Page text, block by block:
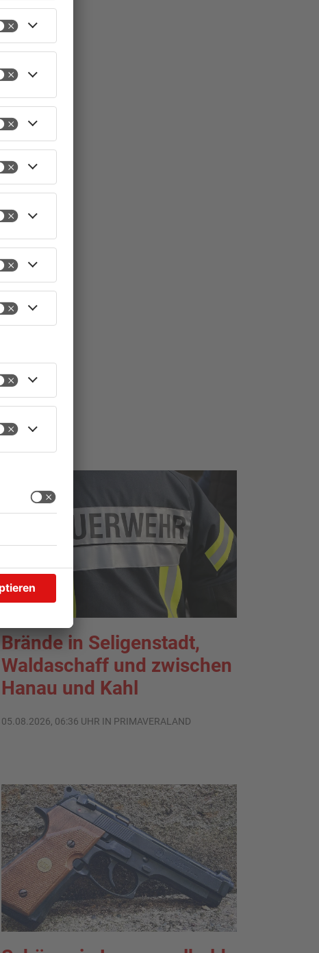
Brände in Seligenstadt,
Waldaschaff und zwischen
Hanau und Kahl
05.08.2026, 06:36 UHR IN PRIMAVERALAND